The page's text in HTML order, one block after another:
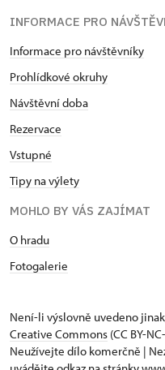
INFORMACE PRO
Informace pro návštěvníky
Prohlídkové okruhy
Návštěvní doba
Rezervace
Vstupné
Tipy na výlety
MOHLO BY VÁS ZAJÍMAT
O hradu
Fotogalerie
Není-li výslovně uvedeno
Creative Commons (CC BY-
Neužívejte dílo komerčně |